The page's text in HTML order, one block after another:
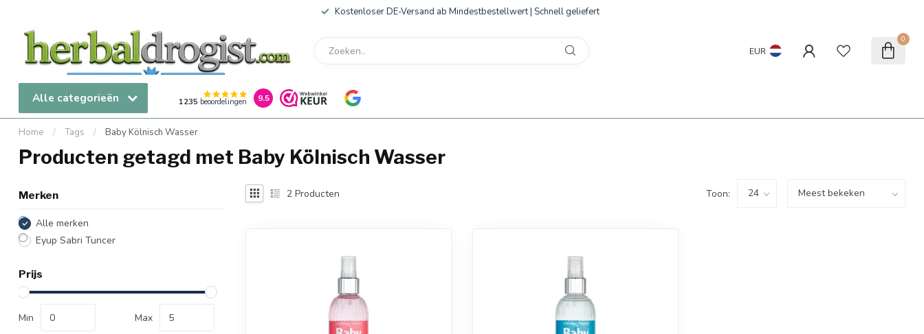
Kostenloser DE-Versand ab Mindestbestellwert | Schnell geliefert
EUR
0
Alle categorieën 1235 beoordelingen 9.5
Home / Tags / Baby Kölnisch Wasser
Producten getagd met Baby Kölnisch Wasser
Merken
Alle merken
Eyup Sabri Tuncer
Prijs
Min Max
2 Producten Toon: